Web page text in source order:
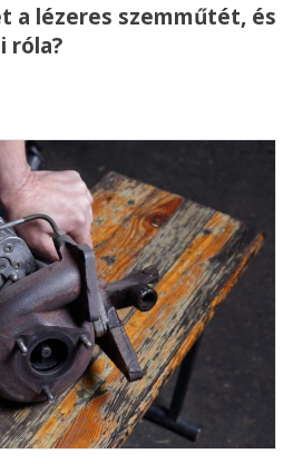
a lézeres szemműtét, és
róla?